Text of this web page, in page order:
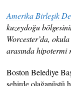
Amerika Birleşik
kuzeydoğu
Worcester’da,
arasında
Boston Belediye
şehirde olağanüstü